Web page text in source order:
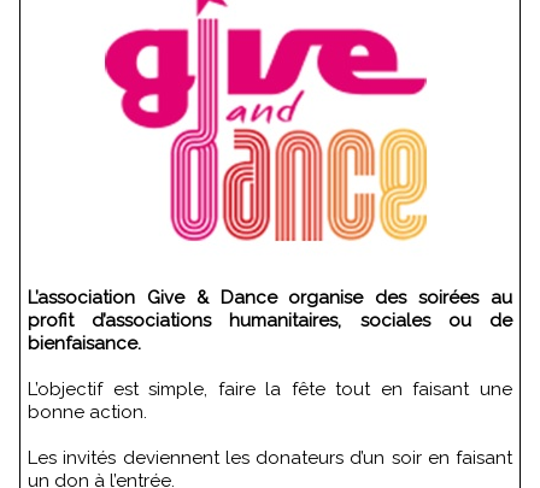
L’association Give & Dance organise des soirées au
profit d’associations humanitaires, sociales ou de
bienfaisance.
L’objectif est simple, faire la fête tout en faisant une
bonne action.
Les invités deviennent les donateurs d’un soir en faisant
un don à l’entrée.